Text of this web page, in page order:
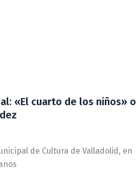
«El cuarto de los niños» o
de Cultura de Valladolid, en